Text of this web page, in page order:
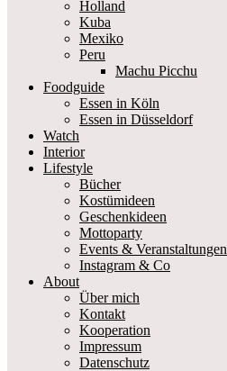
Holland
Kuba
Mexiko
Peru
Machu Picchu
Foodguide
Essen in Köln
Essen in Düsseldorf
Watch
Interior
Lifestyle
Bücher
Kostümideen
Geschenkideen
Mottoparty
Events & Veranstaltungen
Instagram & Co
About
Über mich
Kontakt
Kooperation
Impressum
Datenschutz